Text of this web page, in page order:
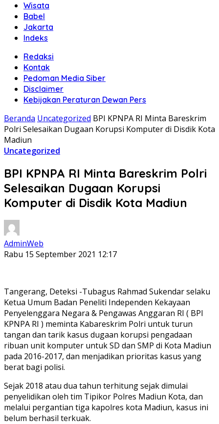
Wisata
Babel
Jakarta
Indeks
Redaksi
Kontak
Pedoman Media Siber
Disclaimer
Kebijakan Peraturan Dewan Pers
Beranda Uncategorized BPI KPNPA RI Minta Bareskrim
Polri Selesaikan Dugaan Korupsi Komputer di Disdik Kota
Madiun
Uncategorized
BPI KPNPA RI Minta Bareskrim Polri
Selesaikan Dugaan Korupsi
Komputer di Disdik Kota Madiun
AdminWeb
Rabu 15 September 2021 12:17
Tangerang, Deteksi -Tubagus Rahmad Sukendar selaku
Ketua Umum Badan Peneliti Independen Kekayaan
Penyelenggara Negara & Pengawas Anggaran RI ( BPI
KPNPA RI ) meminta Kabareskrim Polri untuk turun
tangan dan tarik kasus dugaan korupsi pengadaan
ribuan unit komputer untuk SD dan SMP di Kota Madiun
pada 2016-2017, dan menjadikan prioritas kasus yang
berat bagi polisi.
Sejak 2018 atau dua tahun terhitung sejak dimulai
penyelidikan oleh tim Tipikor Polres Madiun Kota, dan
melalui pergantian tiga kapolres kota Madiun, kasus ini
belum berhasil terkuak.